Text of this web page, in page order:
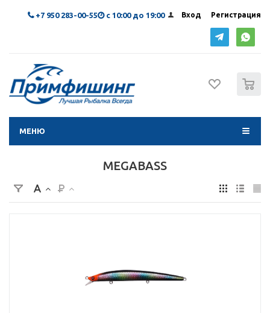
Вход Регистрация
+7 950 283-00-55 с 10:00 до 19:00
МЕНЮ
MEGABASS